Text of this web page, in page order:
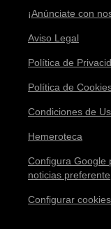
¡Anúnciate con
Aviso Legal
Política de
Política de
Condiciones de
Hemeroteca
Configura Google
noticias preferente
Configurar cookies